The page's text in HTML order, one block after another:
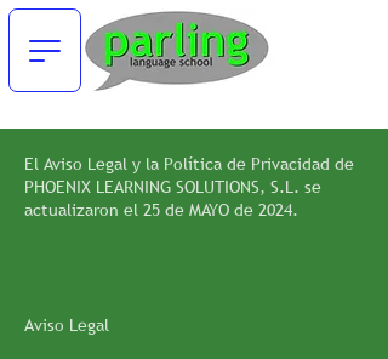
El Aviso Legal y la Política de Privacidad de
PHOENIX LEARNING SOLUTIONS, S.L. se
actualizaron el 25 de MAYO de 2024.
Aviso Legal